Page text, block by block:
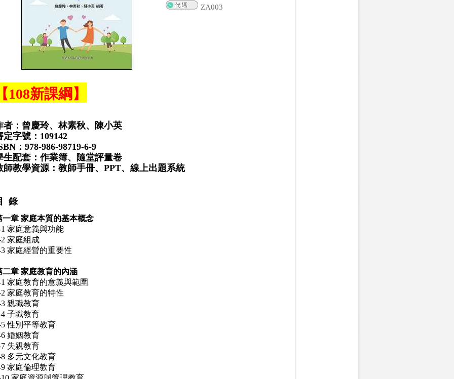
ZA003
108新課綱】
者：曾慶玲、林素秋、陳小英
定字號：109142
：978-986-98719-6-9
生配套：作業簿、隨堂評量卷
師教學資源：教師手冊、PPT、線上出題系統
錄
一章 家庭本質的基本概念
家庭意義與功能
家庭組成
家庭經營的重要性
二章 家庭教育的內涵
家庭教育的意義與範圍
家庭教育的特性
親職教育
子職教育
性別平等教育
婚姻教育
失親教育
多元文化教育
家庭倫理教育